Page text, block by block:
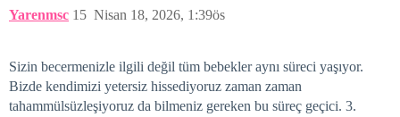
Yarenmsc Nisan 18, 2026, 1:39ös
15
Sizin becermenizle ilgili değil tüm bebekler aynı süreci yaşıyor.
Bizde kendimizi yetersiz hissediyoruz zaman zaman
tahammülsüzleşiyoruz da bilmeniz gereken bu süreç geçici. 3.